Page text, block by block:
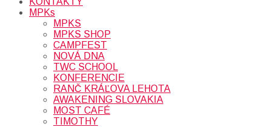
MPKs
MPKS
MPKS SHOP
CAMPFEST
NOVÁ DNA
TWC SCHOOL
KONFERENCIE
RANČ KRÁĽOVA LEHOTA
AWAKENING SLOVAKIA
MOST CAFÉ
TIMOTHY